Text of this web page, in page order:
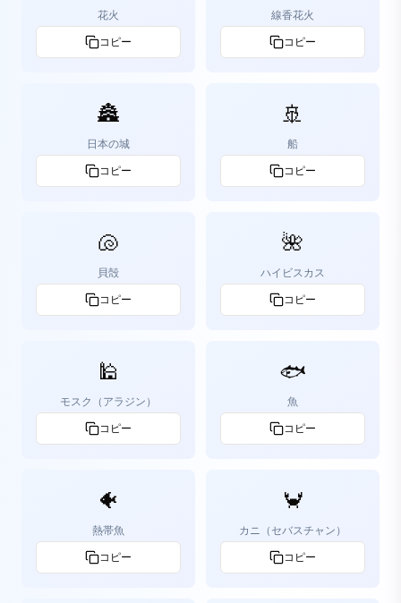
花火
コピー
線香花火
コピー
🏯
日本の城
コピー
🚢
船
コピー
🐚
貝殻
コピー
🌺
ハイビスカス
コピー
🕌
モスク（アラジン）
コピー
🐟
魚
コピー
🐠
熱帯魚
コピー
🦀
カニ（セバスチャン）
コピー